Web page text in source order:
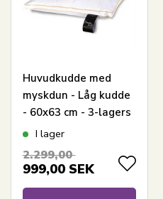
Huvudkudde med
myskdun - Låg kudde
- 60x63 cm - 3-lagers
dunkudde - Premium
I lager
2.299,00
999,00 SEK